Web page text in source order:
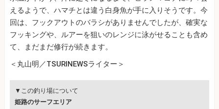
えるようで、ハマチとは違う白身魚が手に入りそうです。今
回は、フックアウトのバラシがありませんでしたが、確実な
フッキングや、ルアーを狙いのレンジに泳がせることも含め
て、まだまだ修行が続きます。
＜丸山明／TSURINEWSライター＞
▼この釣り場について
姫路のサーフエリア